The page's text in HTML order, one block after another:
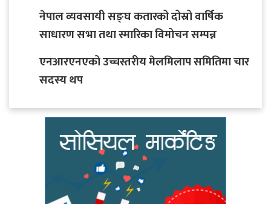
नेपाल व्यवसायी सङ्घ कतारको दोस्रो वार्षिक
साधारण सभा तथा स्मारिका विमोचन सम्पन्न
एनआरएनएको उच्चस्तरीय मेलमिलाप समितिमा चार
सदस्य थप